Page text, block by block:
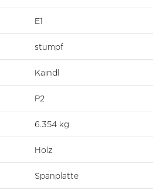
E1
stumpf
Kaindl
P2
6.354 kg
Holz
Spanplatte